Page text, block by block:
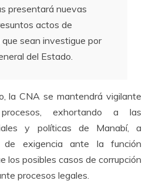
presentará nuevas
actos de
que sean investigue por
del Estado.
la CNA se mantendrá vigilante
exhortando a las
y políticas de Manabí, a
exigencia ante la función
los posibles casos de corrupción
procesos legales.